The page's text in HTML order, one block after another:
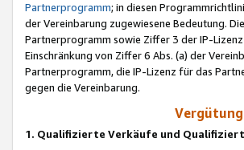
Partnerprogramm; in diesen
der Vereinbarung zugewiesene Bedeutung.
Partnerprogramm sowie Ziffer 3 der IP-
Einschränkung von Ziffer 6 Abs. (a) der
Partnerprogramm, die IP-Lizenz für das
gegen die Vereinbarung.
1. Qualifizierte Verkäufe und